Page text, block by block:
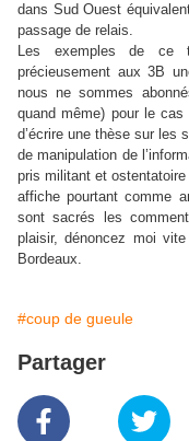
dans Sud Ouest
passage de relais.
Les exemples de ce
précieusement aux 3B
nous ne sommes
quand même) pour le
d’écrire une thèse sur les
de manipulation de
pris militant et
affiche pourtant comme
sont sacrés les
plaisir, dénoncez moi
Bordeaux.
#coup de gueule
Partager